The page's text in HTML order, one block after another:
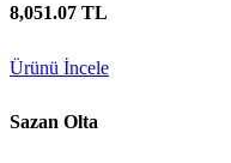
8,051.07 TL
Ürünü İncele
Sazan Olta